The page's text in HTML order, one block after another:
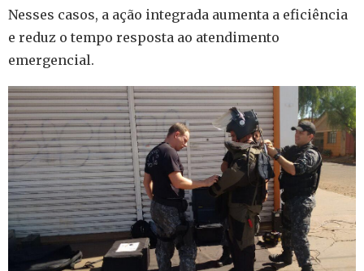
Nesses casos, a ação integrada aumenta a eficiência
e reduz o tempo resposta ao atendimento
emergencial.